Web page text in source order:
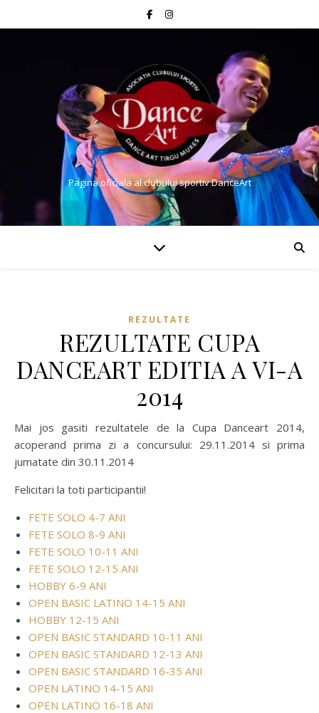
Pagina oficiala al clubului sportiv DanceArt
REZULTATE
REZULTATE CUPA
DANCEART EDITIA A VI-A
2014
Mai jos gasiti rezultatele de la Cupa Danceart 2014,
acoperand prima zi a concursului: 29.11.2014 si prima
jumatate din 30.11.2014
Felicitari la toti participantii!
FETE SOLO 4-7 ANI
FETE SOLO 8-9 ANI
FETE SOLO 10-11 ANI
FETE SOLO 12-15 ANI
HOBBY 6-9 ANI
OPEN BASIC LATINO 14-15 ANI
HOBBY 12-15 ANI
OPEN BASIC STANDARD 10-11 ANI
OPEN BASIC STANDARD 12-13 ANI
OPEN BASIC STANDARD 16-35 ANI
OPEN LATINO 14-15 ANI
OPEN LATINO 16-18 ANI